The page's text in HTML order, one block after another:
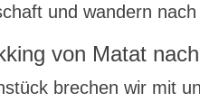
und wandern
von Matat
brechen wir mit